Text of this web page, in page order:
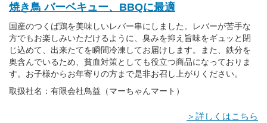
焼き鳥 バーベキュー、BBQに最適
国産のつくば鶏を美味しいレバー串にしました。レバーが苦手な
方でもお楽しみいただけるように、臭みを抑え旨味をギュッと閉
じ込めて、出来たてを瞬間冷凍してお届けします。また、鉄分を
奥含んでいるため、貧血対策としても役立つ商品になっておりま
す。お子様からお年寄りの方まで是非お召し上がりください。
取扱社名：有限会社鳥益（マーちゃんマート）
＞詳しくはこちら